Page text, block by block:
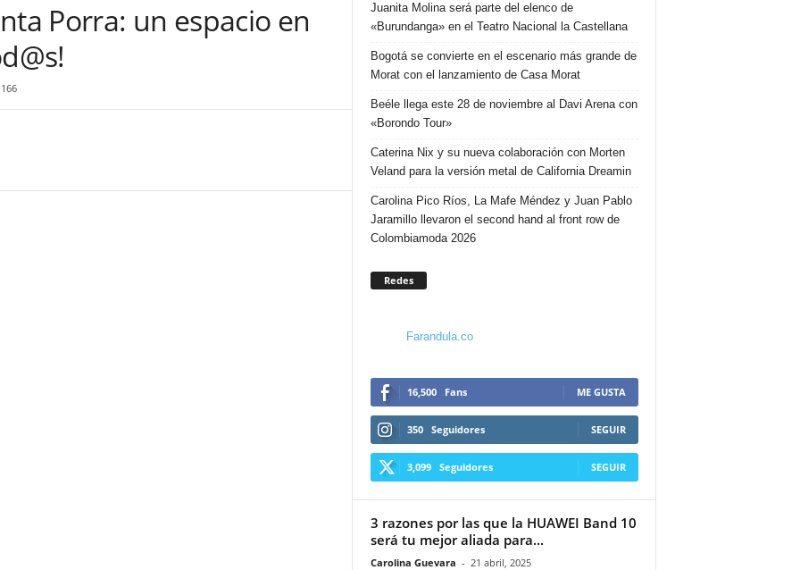
Porra: un espacio en
Juanita Molina será parte del elenco de
«Burundanga» en el Teatro Nacional la Castellana
Bogotá se convierte en el escenario más grande de
Morat con el lanzamiento de Casa Morat
Beéle llega este 28 de noviembre al Davi Arena con
«Borondo Tour»
Caterina Nix y su nueva colaboración con Morten
Veland para la versión metal de California Dreamin
Carolina Pico Ríos, La Mafe Méndez y Juan Pablo
Jaramillo llevaron el second hand al front row de
Colombiamoda 2026
Redes
Farandula.co
16,500 Fans ME GUSTA
350 Seguidores SEGUIR
3,099 Seguidores SEGUIR
3 razones por las que la HUAWEI Band 10
será tu mejor aliada para...
Carolina Guevara - 21 abril, 2025